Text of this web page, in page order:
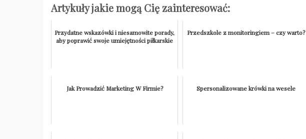
Artykuły jakie mogą Cię zainteresować:
Przydatne wskazówki i niesamowite porady,
aby poprawić swoje umiejętności piłkarskie
Przedszkole z monitoringiem – czy warto?
Jak Prowadzić Marketing W Firmie? Spersonalizowane krówki na wesele